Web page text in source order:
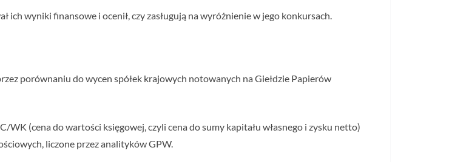
ich wyniki finansowe i ocenił, czy zasługują na wyróżnienie w jego konkursach.
porównaniu do wycen spółek krajowych notowanych na Giełdzie Papierów
(cena do wartości księgowej, czyli cena do sumy kapitału własnego i zysku netto)
liczone przez analityków GPW.